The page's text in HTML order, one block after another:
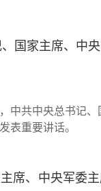
共中央总书记、
表重要讲话。
、中央军委主